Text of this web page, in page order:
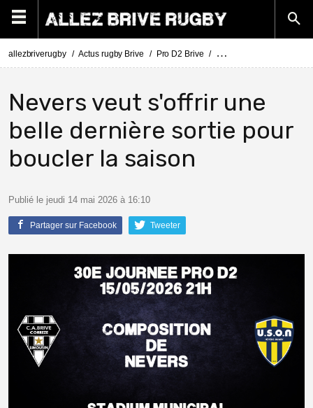
allezbriverugby Actus rugby Brive Pro D2 Brive Pro D2 Brive - Nevers :
Nevers veut s'offrir une
belle dernière sortie pour
boucler la saison
Publié le jeudi 14 mai 2026 à 16:10
Partager sur Facebook Tweeter